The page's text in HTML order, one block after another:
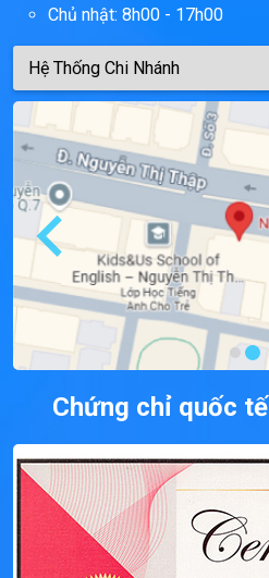
Chủ nhật: 8h00 - 17h00
Chứng chỉ quốc tế